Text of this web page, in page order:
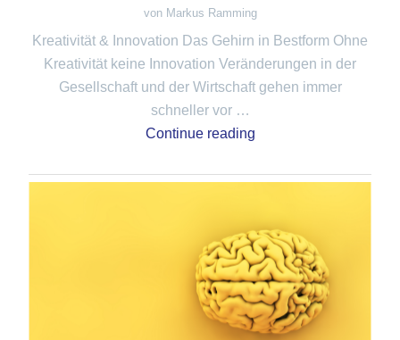
von Markus Ramming
Kreativität & Innovation Das Gehirn in Bestform Ohne
Kreativität keine Innovation Veränderungen in der
Gesellschaft und der Wirtschaft gehen immer
schneller vor …
Continue reading